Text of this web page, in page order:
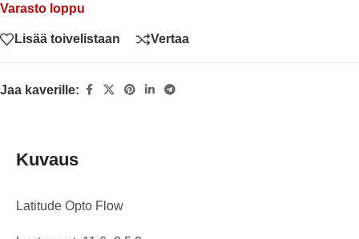
Varasto loppu
Lisää toivelistaan Vertaa
Jaa kaverille:
Kuvaus
Latitude Opto Flow